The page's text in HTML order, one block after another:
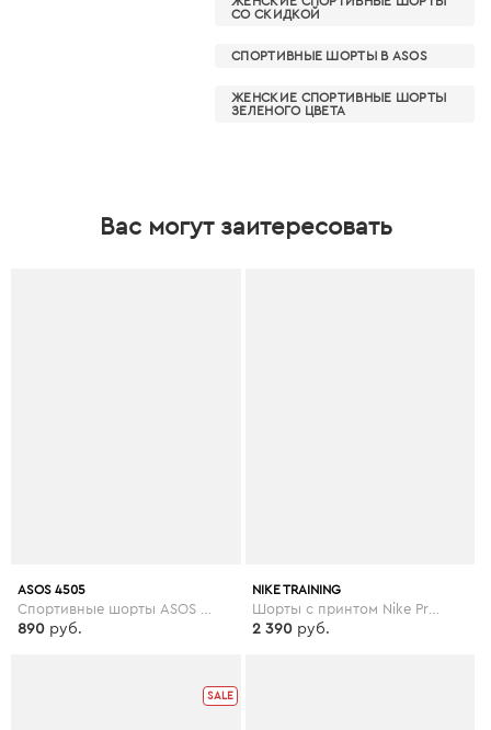
СО СКИДКОЙ
СПОРТИВНЫЕ ШОРТЫ В ASOS
ЖЕНСКИЕ СПОРТИВНЫЕ ШОРТЫ
ЗЕЛЕНОГО ЦВЕТА
Вас могут заитересовать
ASOS 4505
890 руб.
NIKE TRAINING
Шорты с принтом Nike Pro Training - 3 дюйма - Черный
2 390 руб.
SALE